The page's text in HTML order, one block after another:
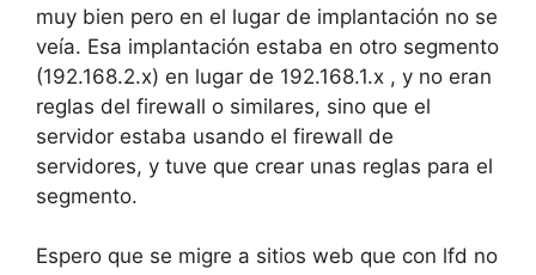
muy bien pero en el lugar de implantación no se
veía. Esa implantación estaba en otro segmento
(192.168.2.x) en lugar de 192.168.1.x , y no eran
reglas del firewall o similares, sino que el
servidor estaba usando el firewall de
servidores, y tuve que crear unas reglas para el
segmento.
Espero que se migre a sitios web que con lfd no